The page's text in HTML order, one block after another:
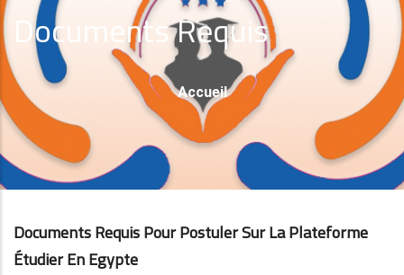
Documents Requis
Fil
D'Ariane
Accueil
Documents Requis Pour Postuler Sur La Plateforme
Étudier En Egypte